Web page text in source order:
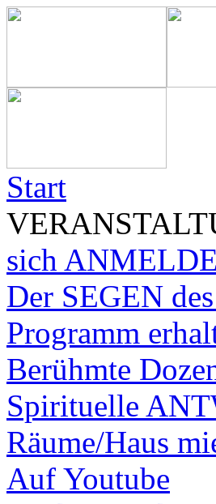
Start
sich
Der SEGEN
Programm
Berühmte
Spirituelle
Räume/Haus
Auf Youtube